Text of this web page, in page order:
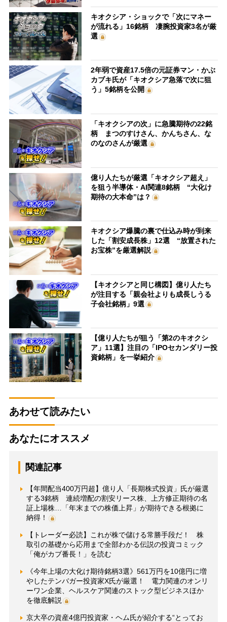
キオクシア・ショックで「次にマネー
が流れる」16銘柄 凄腕投資家3名が厳
選
2年弱で資産17.5倍の元証券マン・かぶ
カブキ氏が「キオクシア急落で次に狙
う」5銘柄を公開
「キオクシアの次」に急騰期待の22銘
柄 まつのすけさん、かんちさん、な
のなのさんが厳選
億り人たちが厳選「キオクシア超え」
を狙う半導体・AI関連8銘柄 “大化け
期待の大本命”は？
キオクシア爆騰の裏で仕込み時が到来
した「割安成長株」12選 “放置された
お宝株”を厳選解説
【キオクシアと同じ構図】億り人たち
が注目する「親会社よりも成長しうる
子会社銘柄」9選
【億り人たちが狙う「第2のキオクシ
ア」11選】注目の「IPOセカンダリー投
資銘柄」を一挙紹介
あわせて読みたい
あなたにオススメ
関連記事
【年間配当400万円超】億り人「長期株式投資」氏が厳選
する3銘柄 連続増配の割安リース株、上方修正期待の名
証上場株…「年末までの株価上昇」が期待できる根拠に
納得！
【トレーダー必読】これが株で儲ける常勝手段だ！ 株
取引の基礎から応用まで全部わかる伝説の投資コミック
「俺がカブ番長！」を読む
《今年上場の大化け期待銘柄3選》561万円を10億円に増
やしたテンバガー投資家X氏が厳選！ 電力関連のオンリ
ーワン企業、ヘルスケア関連のストック型ビジネスほか
を徹底解説
京大卒の資産4億円投資家・ヘム氏が紹介する“とってお